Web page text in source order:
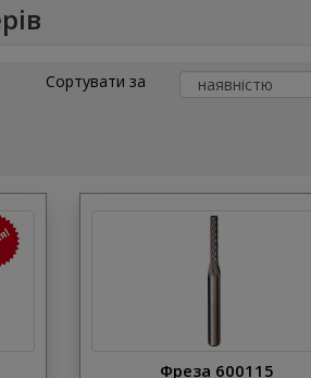
Сортувати за
Фреза 600115